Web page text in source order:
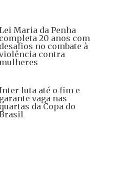
Maria da Penha
completa 20 anos com
desafios no combate à
contra
mulheres
luta até o fim e
garante vaga nas
quartas da Copa do